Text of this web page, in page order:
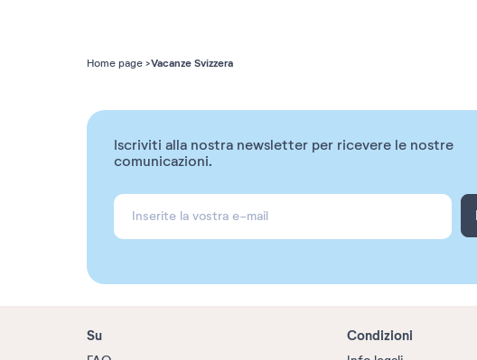
Home page Vacanze Svizzera
Iscriviti alla nostra newsletter per ricevere le nostre
comunicazioni.
Su Condizioni